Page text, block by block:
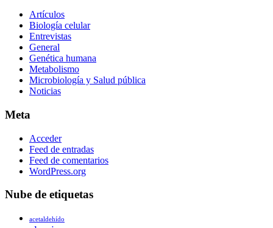
Artículos
Biología celular
Entrevistas
General
Genética humana
Metabolismo
Microbiología y Salud pública
Noticias
Meta
Acceder
Feed de entradas
Feed de comentarios
WordPress.org
Nube de etiquetas
acetaldehído